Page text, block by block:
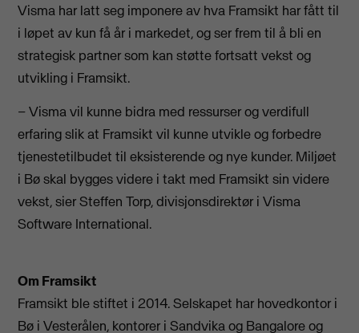
Visma har latt seg imponere av hva Framsikt har fått til
i løpet av kun få år i markedet, og ser frem til å bli en
strategisk partner som kan støtte fortsatt vekst og
utvikling i Framsikt.
– Visma vil kunne bidra med ressurser og verdifull
erfaring slik at Framsikt vil kunne utvikle og forbedre
tjenestetilbudet til eksisterende og nye kunder. Miljøet
i Bø skal bygges videre i takt med Framsikt sin videre
vekst, sier Steffen Torp, divisjonsdirektør i Visma
Software International.
​Om Framsikt
​Framsikt ble stiftet i 2014. Selskapet har hovedkontor i
Bø i Vesterålen, kontorer i Sandvika og Bangalore og